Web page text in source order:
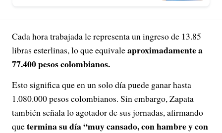
Cada hora trabajada le representa un ingreso de 13.85
libras esterlinas, lo que equivaleaproximadamente a
77.400 pesos colombianos.
Esto significa que en un solo día puede ganar hasta
1.080.000 pesos colombianos. Sin embargo, Zapata
también señala lo agotador de sus jornadas, afirmando
quetermina su día “muy cansado, con hambre y con